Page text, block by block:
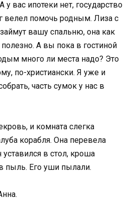
у вас ипотеки нет, государство
велел помочь родным. Лиза с
вашу спальню, она как
полезно. А вы пока в гостиной
много ли места надо? Это
по-христиански. Я уже и
часть сумок у нас в
и комната слегка
корабля. Она перевела
в стол, кроша
пыль. Его уши пылали.